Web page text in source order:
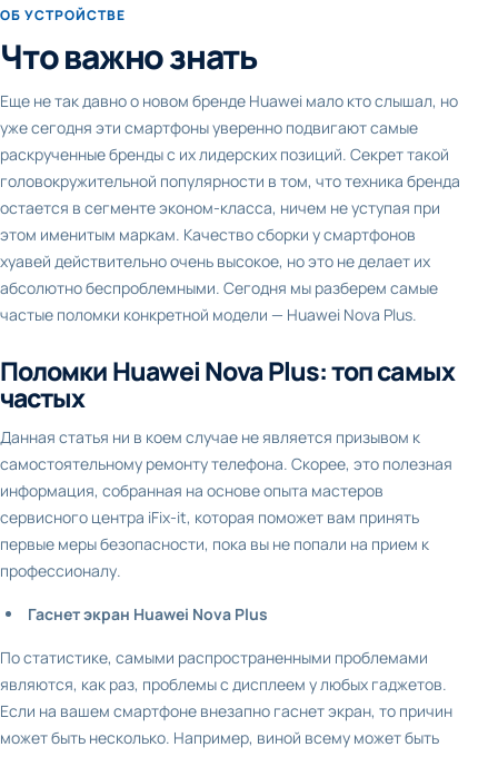
ОБ УСТРОЙСТВЕ
Что важно знать
Еще не так давно о новом бренде Huawei мало кто слышал, но
уже сегодня эти смартфоны уверенно подвигают самые
раскрученные бренды с их лидерских позиций. Секрет такой
головокружительной популярности в том, что техника бренда
остается в сегменте эконом-класса, ничем не уступая при
этом именитым маркам. Качество сборки у смартфонов
хуавей действительно очень высокое, но это не делает их
абсолютно беспроблемными. Сегодня мы разберем самые
частые поломки конкретной модели — Huawei Nova Plus.
Поломки Huawei Nova Plus: топ самых
частых
Данная статья ни в коем случае не является призывом к
самостоятельному ремонту телефона. Скорее, это полезная
информация, собранная на основе опыта мастеров
сервисного центра iFix-it, которая поможет вам принять
первые меры безопасности, пока вы не попали на прием к
профессионалу.
Гаснет экран Huawei Nova Plus
По статистике, самыми распространенными проблемами
являются, как раз, проблемы с дисплеем у любых гаджетов.
Если на вашем смартфоне внезапно гаснет экран, то причин
может быть несколько. Например, виной всему может быть